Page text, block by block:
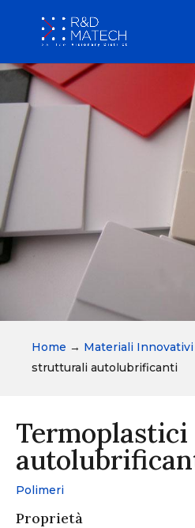
Home → Materiali Innovativi
strutturali autolubrificanti
Polimeri
Proprietà